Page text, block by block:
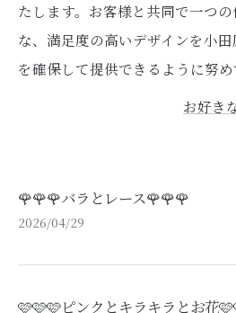
たします。お客様と共同で一つ
な、満足度の高いデザインを小
を確保して提供できるように努め
お好き
🌹🌹🌹バラとレース🌹🌹🌹
2026/04/29
🩷🩷🩷ピンクとキラキラとお花